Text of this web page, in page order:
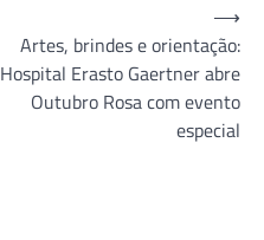
Artes, brindes e orientação:
Hospital Erasto Gaertner abre
Outubro Rosa com evento
especial
⟶